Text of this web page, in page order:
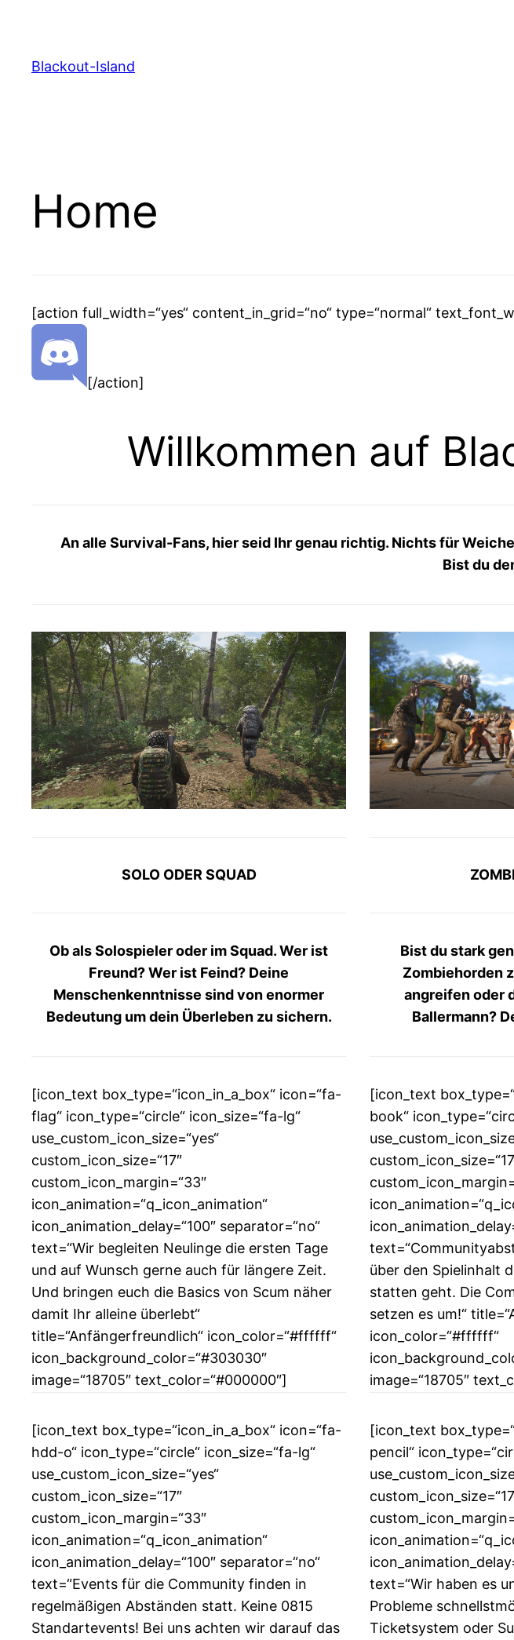
Blackout-Island
Home
[action full_width=“yes“ content_in_grid=“no“ type=“normal“
[/action]
Willkommen auf
An alle Survival-Fans, hier seid Ihr genau richtig. Nichts für
Bist du
SOLO ODER SQUAD
Ob als Solospieler oder im Squad. Wer ist
Freund? Wer ist Feind? Deine
Menschenkenntnisse sind von enormer
Bedeutung um dein Überleben zu sichern.
Bist du stark
Zombiehorden
angreifen oder
Ballermann?
[icon_text box_type=“icon_in_a_box“ icon=“fa-
flag“ icon_type=“circle“ icon_size=“fa-lg“
use_custom_icon_size=“yes“
custom_icon_size=“17″
custom_icon_margin=“33″
icon_animation=“q_icon_animation“
icon_animation_delay=“100″ separator=“no“
text=“Wir begleiten Neulinge die ersten Tage
und auf Wunsch gerne auch für längere Zeit.
Und bringen euch die Basics von Scum näher
damit Ihr alleine überlebt“
title=“Anfängerfreundlich“ icon_color=“#ffffff“
icon_background_color=“#303030″
image=“18705″ text_color=“#000000″]
[icon_text
book“
über den Spielinhalt
statten geht. Die
setzen es um!“
icon_color=“#ffffff“
image=“18705″
[icon_text box_type=“icon_in_a_box“ icon=“fa-
hdd-o“ icon_type=“circle“ icon_size=“fa-lg“
use_custom_icon_size=“yes“
custom_icon_size=“17″
custom_icon_margin=“33″
icon_animation=“q_icon_animation“
icon_animation_delay=“100″ separator=“no“
text=“Events für die Community finden in
regelmäßigen Abständen statt. Keine 0815
Standartevents! Bei uns achten wir darauf das
[icon_text
pencil“
text=“Wir haben es
Probleme
Ticketsystem oder